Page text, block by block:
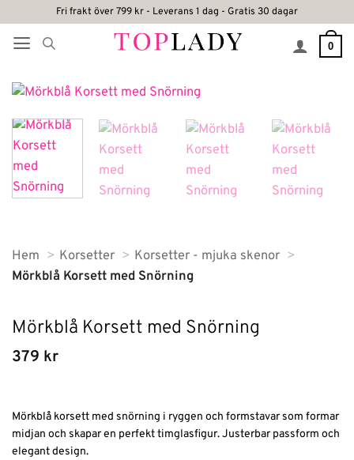
content
Fri frakt över 799 kr - Leverans 1 dag - Gratis 30 dagar
0
Hem Korsetter
Korsetter - mjuka skenor
Mörkblå Korsett med Snörning
Mörkblå Korsett med Snörning
379 kr
Mörkblå korsett med snörning i ryggen och formstavar som formar
midjan och skapar en perfekt timglasfigur. Justerbar passform och
elegant design.